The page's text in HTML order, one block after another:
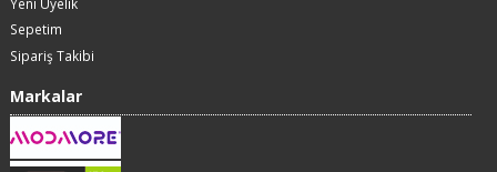
Sepetim
Sipariş Takibi
Markalar